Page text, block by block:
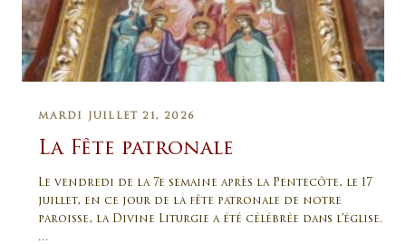
MARDI JUILLET 21, 2026
La Fête patronale
Le vendredi de la 7e semaine après la Pentecôte, le 17
juillet, en ce jour de la fête patronale de notre
paroisse, la Divine Liturgie a été célébrée dans l’église.
…